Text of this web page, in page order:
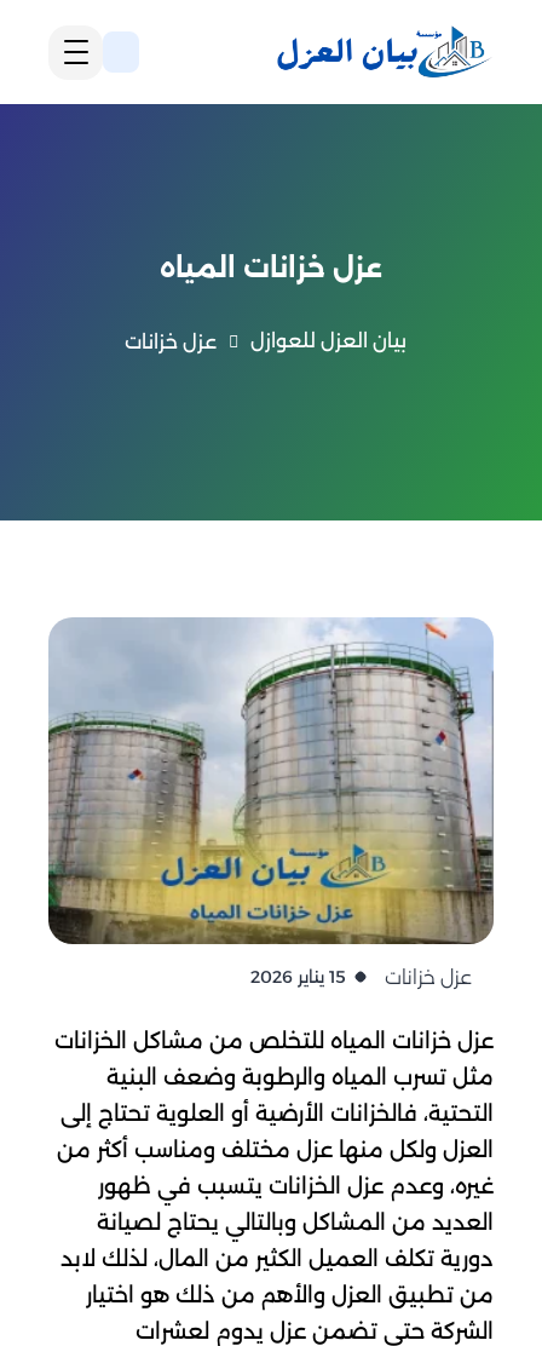
عزل خزانات المياه
بيان العزل للعوازل عزل خزانات
عزل خزانات 15 يناير 2026
عزل خزانات المياه للتخلص من مشاكل الخزانات
مثل تسرب المياه والرطوبة وضعف البنية
التحتية، فالخزانات الأرضية أو العلوية تحتاج إلى
العزل ولكل منها عزل مختلف ومناسب أكثر من
غيره، وعدم عزل الخزانات يتسبب في ظهور
العديد من المشاكل وبالتالي يحتاج لصيانة
دورية تكلف العميل الكثير من المال، لذلك لابد
من تطبيق العزل والأهم من ذلك هو اختيار
الشركة حتى تضمن عزل يدوم لعشرات